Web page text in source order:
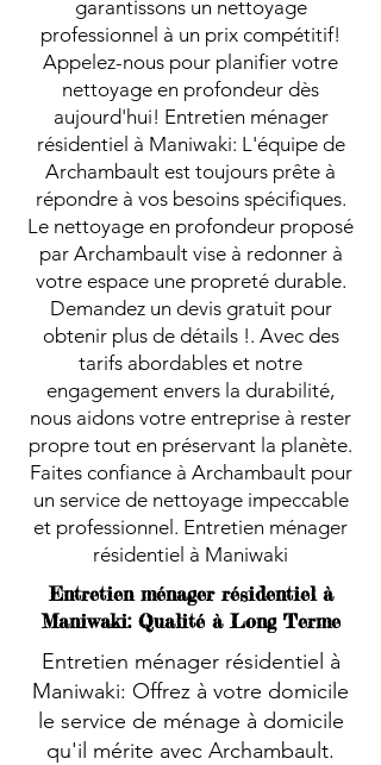
garantissons un nettoyage
professionnel à un prix compétitif!
Appelez-nous pour planifier votre
nettoyage en profondeur dès
aujourd'hui! Entretien ménager
résidentiel à Maniwaki: L'équipe de
Archambault est toujours prête à
répondre à vos besoins spécifiques.
Le nettoyage en profondeur proposé
par Archambault vise à redonner à
votre espace une propreté durable.
Demandez un devis gratuit pour
obtenir plus de détails !. Avec des
tarifs abordables et notre
engagement envers la durabilité,
nous aidons votre entreprise à rester
propre tout en préservant la planète.
Faites confiance à Archambault pour
un service de nettoyage impeccable
et professionnel. Entretien ménager
résidentiel à Maniwaki
Entretien ménager résidentiel à
Maniwaki: Qualité à Long Terme
Entretien ménager résidentiel à
Maniwaki: Offrez à votre domicile
le service de ménage à domicile
qu'il mérite avec Archambault.